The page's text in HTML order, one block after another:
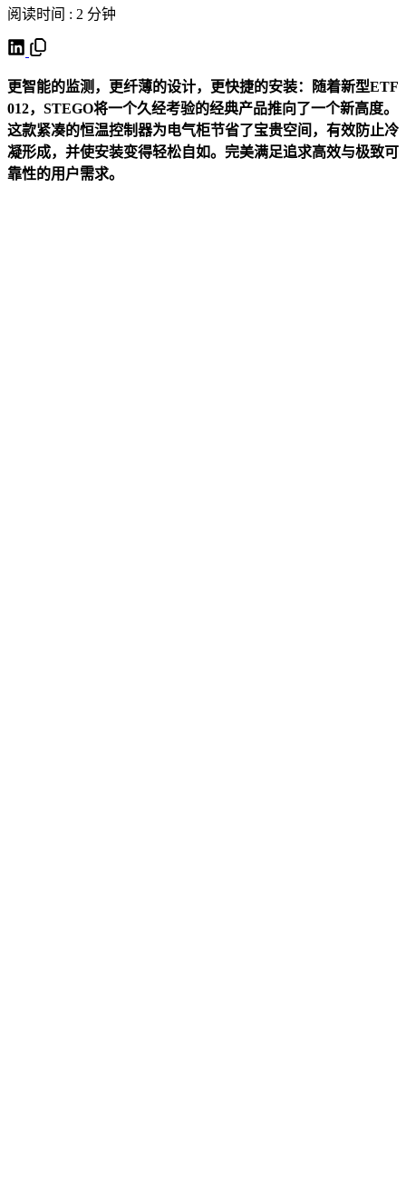
阅读时间 : 2 分钟
更智能的监测，更纤薄的设计，更快捷的安装：随着新型ETF
012，STEGO将一个久经考验的经典产品推向了一个新高度。
这款紧凑的恒温控制器为电气柜节省了宝贵空间，有效防止冷
凝形成，并使安装变得轻松自如。完美满足追求高效与极致可
靠性的用户需求。